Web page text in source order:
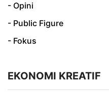
- Opini
- Public Figure
- Fokus
EKONOMI KREATIF